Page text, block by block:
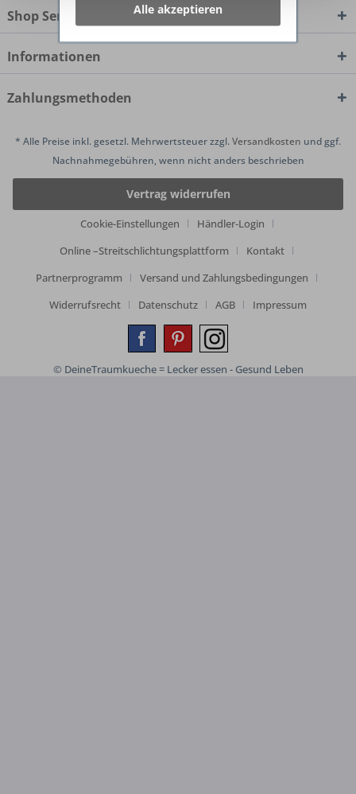
Shop Service
Informationen
Zahlungsmethoden
* Alle Preise inkl. gesetzl. Mehrwertsteuer zzgl.Versandkosten und ggf.
Nachnahmegebühren, wenn nicht anders beschrieben
Vertrag widerrufen
Cookie-Einstellungen
Händler-Login
Online –Streitschlichtungsplattform
Kontakt
Partnerprogramm
Versand und Zahlungsbedingungen
Widerrufsrecht
Datenschutz AGB Impressum
© DeineTraumkueche = Lecker essen - Gesund Leben
Alle akzeptieren